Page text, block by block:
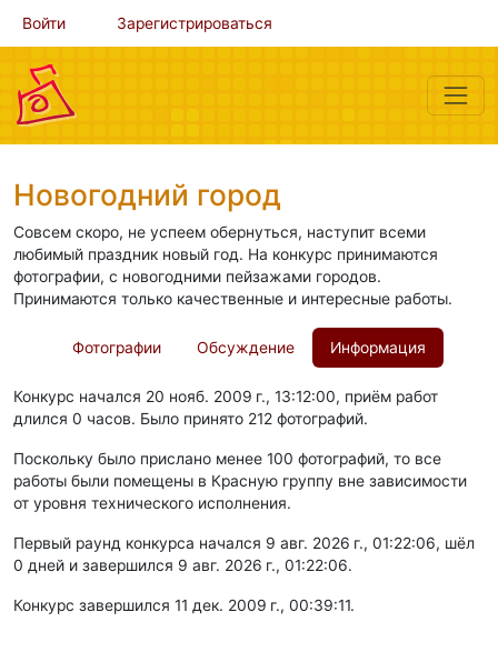
Войти Зарегистрироваться
Новогодний город
Совсем скоро, не успеем обернуться, наступит всеми
любимый праздник новый год. На конкурс принимаются
фотографии, с новогодними пейзажами городов.
Принимаются только качественные и интересные работы.
Фотографии Обсуждение Информация
Конкурс начался 20 нояб. 2009 г., 13:12:00, приём работ
длился 0 часов. Было принято 212 фотографий.
Поскольку было прислано менее 100 фотографий, то все
работы были помещены в Красную группу вне зависимости
от уровня технического исполнения.
Первый раунд конкурса начался 9 авг. 2026 г., 01:22:06, шёл
0 дней и завершился 9 авг. 2026 г., 01:22:06.
Конкурс завершился 11 дек. 2009 г., 00:39:11.